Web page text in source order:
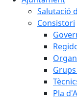
Salutació
Consistori
Pla